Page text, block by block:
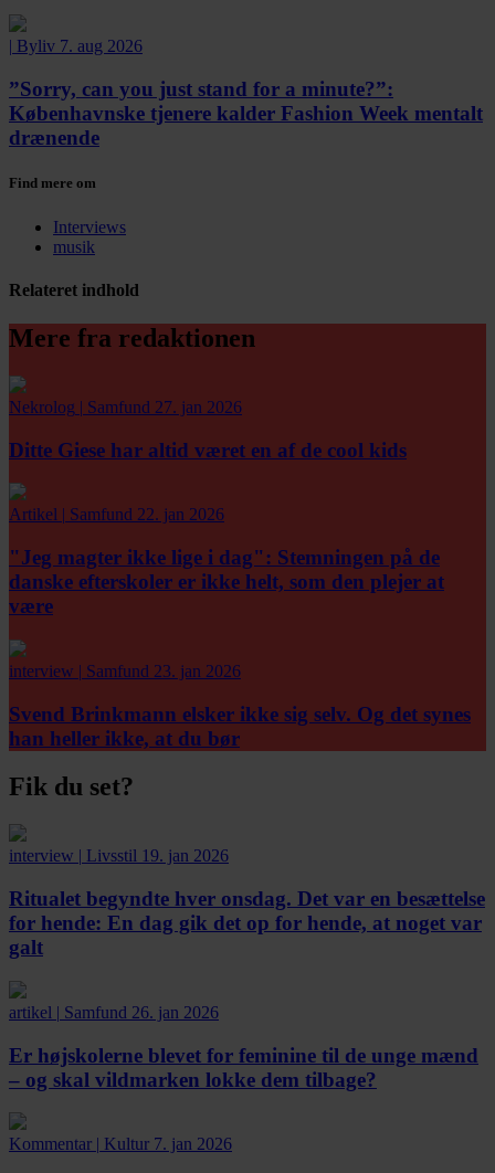
| Byliv 7. aug 2026
”Sorry, can you just stand for a minute?”:
Københavnske tjenere kalder Fashion Week mentalt
drænende
Find mere om
Interviews
musik
Relateret indhold
Mere fra redaktionen
Nekrolog | Samfund 27. jan 2026
Ditte Giese har altid været en af de cool kids
Artikel | Samfund 22. jan 2026
"Jeg magter ikke lige i dag": Stemningen på de
danske efterskoler er ikke helt, som den plejer at
være
interview | Samfund 23. jan 2026
Svend Brinkmann elsker ikke sig selv. Og det synes
han heller ikke, at du bør
Fik du set?
interview | Livsstil 19. jan 2026
Ritualet begyndte hver onsdag. Det var en besættelse
for hende: En dag gik det op for hende, at noget var
galt
artikel | Samfund 26. jan 2026
Er højskolerne blevet for feminine til de unge mænd
– og skal vildmarken lokke dem tilbage?
Kommentar | Kultur 7. jan 2026